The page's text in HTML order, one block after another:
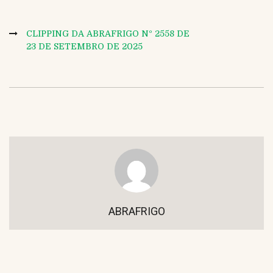
CLIPPING DA ABRAFRIGO Nº 2558 DE
23 DE SETEMBRO DE 2025
ABRAFRIGO